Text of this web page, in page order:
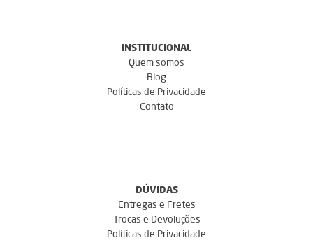
INSTITUCIONAL
Quem somos
Blog
Políticas de Privacidade
Contato
DÚVIDAS
Entregas e Fretes
Trocas e Devoluções
Políticas de Privacidade